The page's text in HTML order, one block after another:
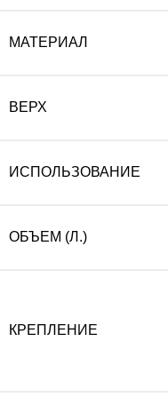
МАТЕРИАЛ
ВЕРХ
ИСПОЛЬЗОВАНИЕ
ОБЪЕМ (Л.)
КРЕПЛЕНИЕ